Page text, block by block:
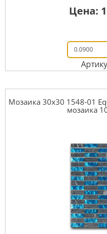
Цена:
Мозаика 30x30 1548-01
мозаика